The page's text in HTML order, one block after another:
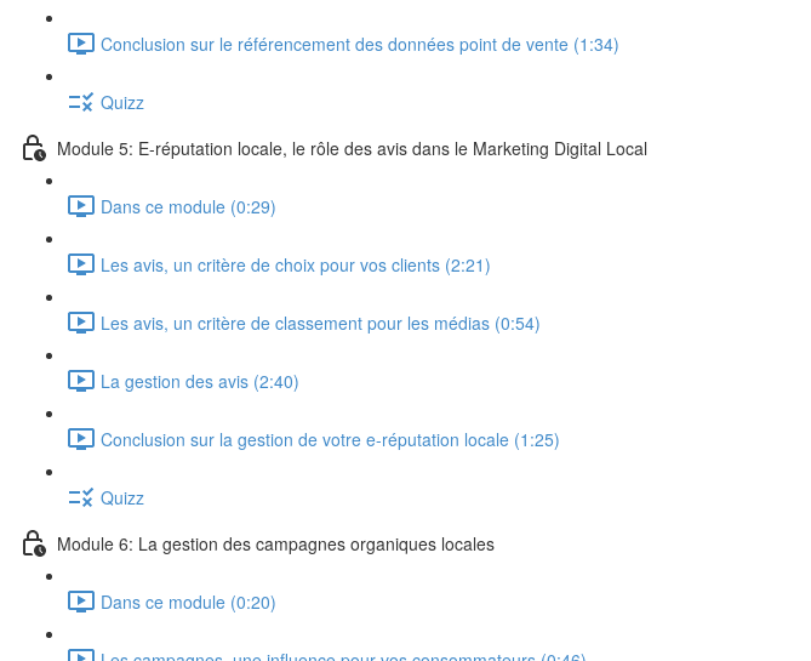
Conclusion sur le référencement des données point de vente (1:34)
Quizz
Module 5: E-réputation locale, le rôle des avis dans le Marketing Digital Local
Dans ce module (0:29)
Les avis, un critère de choix pour vos clients (2:21)
Les avis, un critère de classement pour les médias (0:54)
La gestion des avis (2:40)
Conclusion sur la gestion de votre e-réputation locale (1:25)
Quizz
Module 6: La gestion des campagnes organiques locales
Dans ce module (0:20)